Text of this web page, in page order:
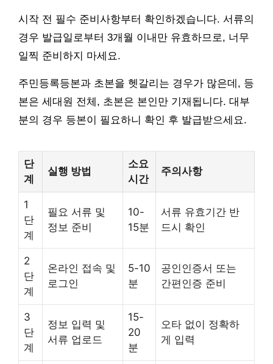
시작 전 필수 준비사항부터 확인하겠습니다. 서류의
경우 발급일로부터 3개월 이내만 유효하므로, 너무
일찍 준비하지 마세요.
주민등록등본과 초본을 헷갈리는 경우가 많은데, 등
본은 세대원 전체, 초본은 본인만 기재됩니다. 대부
분의 경우 등본이 필요하니 확인 후 발급받으세요.
단
계
실행 방법
소요
시간
주의사항
1
단
계
필요 서류 및
정보 준비
10-
15분
서류 유효기간 반
드시 확인
2
단
계
온라인 접속 및
로그인
5-10
분
공인인증서 또는
간편인증 준비
3
단
계
정보 입력 및
서류 업로드
15-
20
분
오타 없이 정확하
게 입력